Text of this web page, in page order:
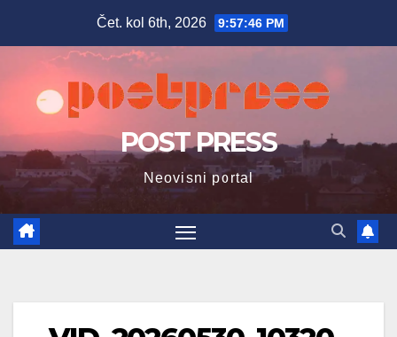
Čet. kol 6th, 2026 9:57:47 PM
POST PRESS
Neovisni portal